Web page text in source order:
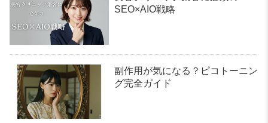
SEO×AIO戦略
副作用が気になる？ピコトーニン
グ完全ガイド